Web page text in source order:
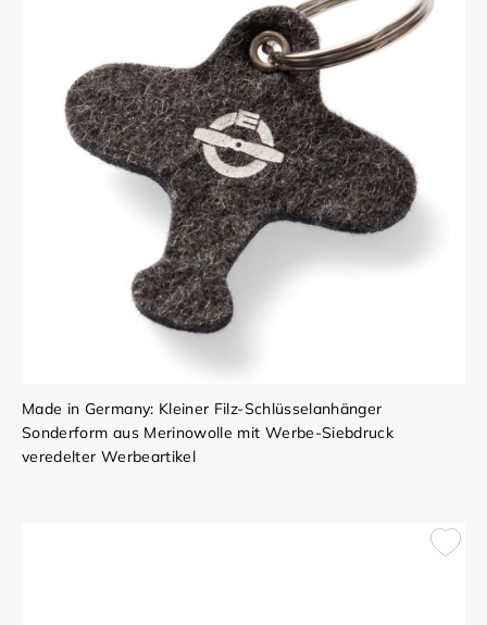
Made in Germany: Kleiner Filz-Schlüsselanhänger
Sonderform aus Merinowolle mit Werbe-Siebdruck
veredelter Werbeartikel